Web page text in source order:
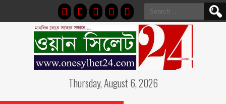
Search
for:
Thursday, August 6, 2026